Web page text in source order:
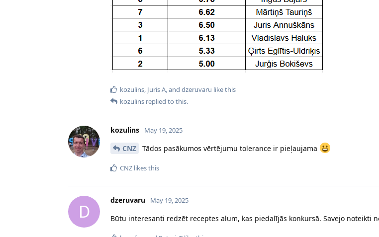
kozulins, Juris A, and dzeruvaru like this
kozulins replied to this.
kozulins May 19, 2025
CNZ Tādos pasākumos vērtējumu tolerance ir pieļaujama
CNZ likes this
D
dzeruvaru May 19, 2025
Būtu interesanti redzēt receptes alum, kas piedalījās konkursā. Savejo noteikti